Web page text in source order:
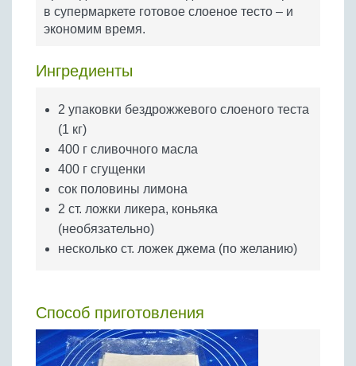
Бобовые
Яйца
в супермаркете готовое слоеное тесто – и
экономим время.
Ингредиенты
2 упаковки бездрожжевого слоеного теста
(1 кг)
400 г сливочного масла
400 г сгущенки
сок половины лимона
2 ст. ложки ликера, коньяка
(необязательно)
несколько ст. ложек джема (по желанию)
Способ приготовления